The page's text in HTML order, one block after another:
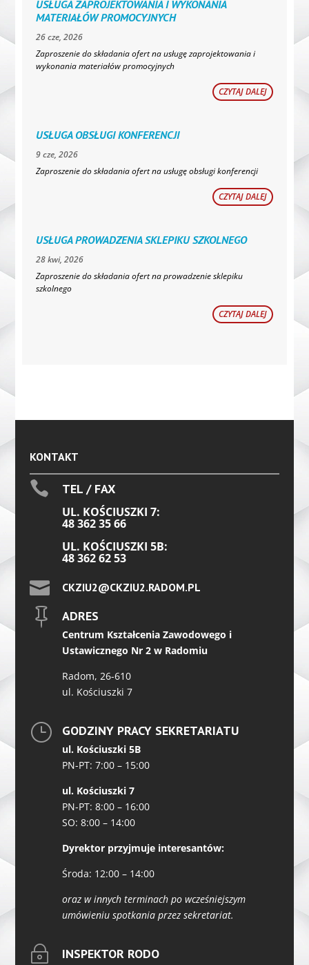
USŁUGA ZAPROJEKTOWANIA I WYKONANIA
MATERIAŁÓW PROMOCYJNYCH
26 cze, 2026
Zaproszenie do składania ofert na usługę zaprojektowania i
wykonania materiałów promocyjnych
CZYTAJ DALEJ
USŁUGA OBSŁUGI KONFERENCJI
9 cze, 2026
Zaproszenie do składania ofert na usługę obsługi konferencji
CZYTAJ DALEJ
USŁUGA PROWADZENIA SKLEPIKU SZKOLNEGO
28 kwi, 2026
Zaproszenie do składania ofert na prowadzenie sklepiku
szkolnego
CZYTAJ DALEJ
KONTAKT
 TEL / FAX
UL. KOŚCIUSZKI 7:
48 362 35 66
UL. KOŚCIUSZKI 5B:
48 362 62 53
 CKZIU2@CKZIU2.RADOM.PL
 ADRES
Centrum Kształcenia Zawodowego i
Ustawicznego Nr 2 w Radomiu
Radom, 26-610
ul. Kościuszki 7
} GODZINY PRACY SEKRETARIATU
ul. Kościuszki 5B
PN-PT: 7:00 – 15:00
ul. Kościuszki 7
PN-PT: 8:00 – 16:00
SO: 8:00 – 14:00
Dyrektor przyjmuje interesantów:
Środa: 12:00 – 14:00
oraz w innych terminach po wcześniejszym
umówieniu spotkania przez sekretariat.
~ INSPEKTOR RODO